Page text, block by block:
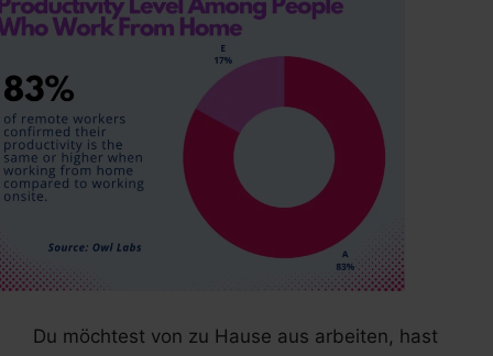
Du möchtest von zu Hause aus arbeiten, hast